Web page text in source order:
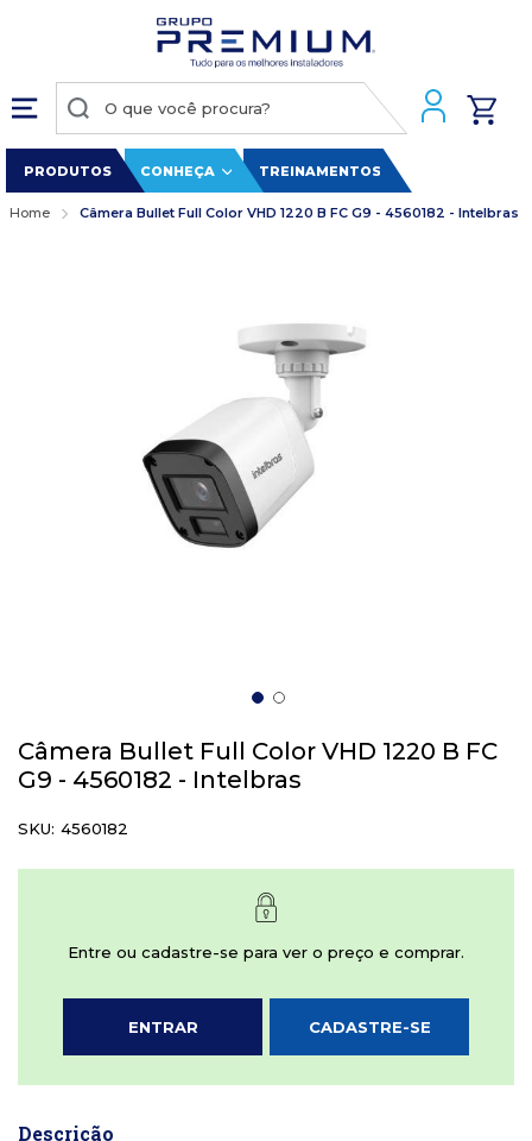
PRODUTOS CONHEÇA TREINAMENTOS
Home Câmera Bullet Full Color VHD 1220 B FC G9 - 4560182 - Intelbras
para
o
início
da
de
Câmera Bullet Full Color VHD 1220 B FC
G9 - 4560182 - Intelbras
SKU 4560182
Entre ou cadastre-se para ver o preço e comprar.
ENTRAR CADASTRE-SE
Descrição